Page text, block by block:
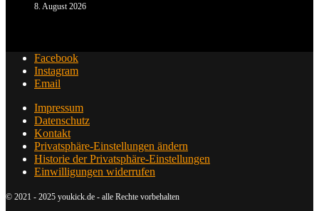
8. August 2026
Facebook
Instagram
Email
Impressum
Datenschutz
Kontakt
Privatsphäre-Einstellungen ändern
Historie der Privatsphäre-Einstellungen
Einwilligungen widerrufen
© 2021 - 2025 youkick.de - alle Rechte vorbehalten